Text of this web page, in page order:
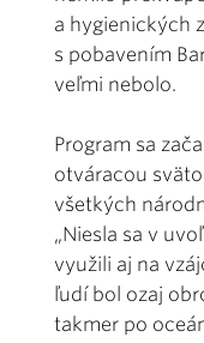
a hygienických
s pobavením
veľmi nebolo.
Program sa
otváracou
všetkých
„Niesla sa v
využili aj na
ľudí bol ozaj
takmer po